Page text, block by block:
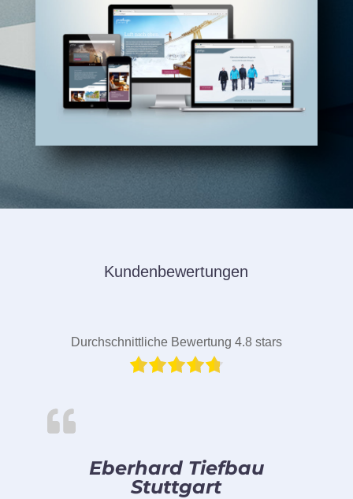
Kundenbewertungen
Durchschnittliche Bewertung 4.8 stars
Eberhard Tiefbau
Stuttgart